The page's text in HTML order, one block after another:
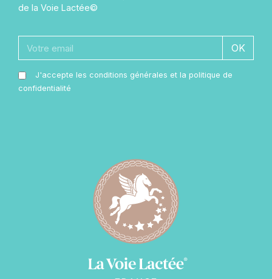
de la Voie Lactée©
OK
J'accepte les conditions générales et la politique de
confidentialité